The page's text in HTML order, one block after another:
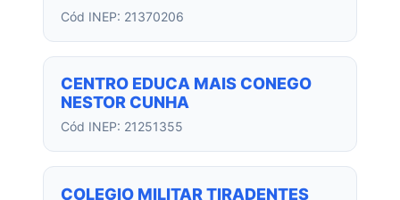
Cód INEP: 21370206
CENTRO EDUCA MAIS CONEGO
NESTOR CUNHA
Cód INEP: 21251355
COLEGIO MILITAR TIRADENTES